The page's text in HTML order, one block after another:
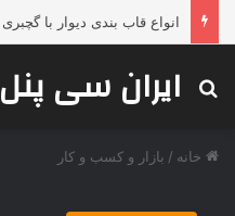
ایران سی پنل
جستجو برای
خانه / بازار و کسب و کار